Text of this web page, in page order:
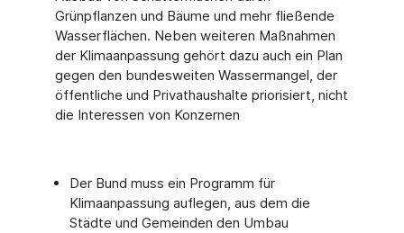
Grünpflanzen und Bäume und mehr fließende
Wasserflächen. Neben weiteren Maßnahmen
der Klimaanpassung gehört dazu auch ein Plan
gegen den bundesweiten Wassermangel, der
öffentliche und Privathaushalte priorisiert, nicht
die Interessen von Konzernen
Der Bund muss ein Programm für
Klimaanpassung auflegen, aus dem die
Städte und Gemeinden den Umbau